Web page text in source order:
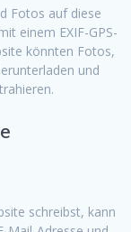
Fotos auf diese
einem EXIF-GPS-
könnten Fotos,
und
schreibst, kann